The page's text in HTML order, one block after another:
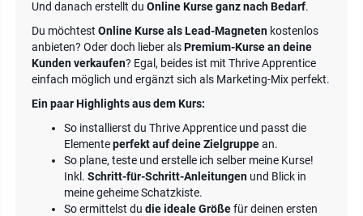
Und danach erstellt du Online Kurse ganz nach Bedarf.
Du möchtest Online Kurse als Lead-Magneten kostenlos
anbieten? Oder doch lieber alsPremium-Kurse an deine
Kunden verkaufen? Egal, beides ist mit Thrive Apprentice
einfach möglich und ergänzt sich als Marketing-Mix perfekt.
Ein paar Highlights aus dem Kurs:
So installierst du Thrive Apprentice und passt die
Elementeperfekt auf deine Zielgruppean.
So plane, teste und erstelle ich selber meine Kurse!
Inkl. Schritt-für-Schritt-Anleitungen und Blick in
meine geheime Schatzkiste.
So ermittelst du die ideale Größefür deinen ersten